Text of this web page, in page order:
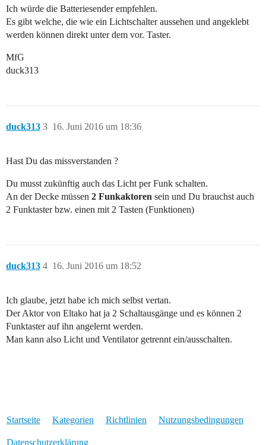
Ich würde die Batteriesender empfehlen.
Es gibt welche, die wie ein Lichtschalter aussehen und angeklebt
werden können direkt unter dem vor. Taster.
MfG
duck313
duck313 16. Juni 2016 um 18:36
3
Hast Du das missverstanden ?
Du musst zukünftig auch das Licht per Funk schalten.
An der Decke müssen 2 Funkaktoren sein und Du brauchst auch
2 Funktaster bzw. einen mit 2 Tasten (Funktionen)
duck313 16. Juni 2016 um 18:52
4
Ich glaube, jetzt habe ich mich selbst vertan.
Der Aktor von Eltako hat ja 2 Schaltausgänge und es können 2
Funktaster auf ihn angelernt werden.
Man kann also Licht und Ventilator getrennt ein/ausschalten.
Startseite Kategorien Richtlinien Nutzungsbedingungen
Datenschutzerklärung